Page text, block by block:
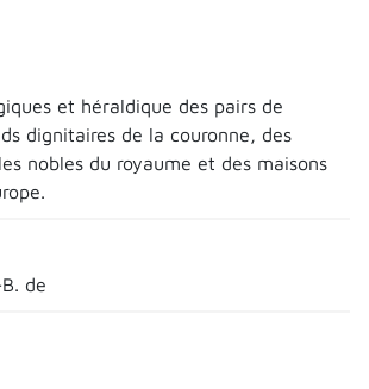
et héraldique des pairs de
dignitaires de la couronne, des
nobles du royaume et des maisons
de